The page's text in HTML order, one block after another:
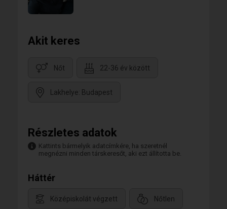
Akit keres
Nőt 22-36 év között
Lakhelye: Budapest
Részletes adatok
Kattints bármelyik adatcímkére, ha szeretnél
megnézni minden társkeresőt, aki ezt állította be.
Háttér
Középiskolát végzett Nőtlen